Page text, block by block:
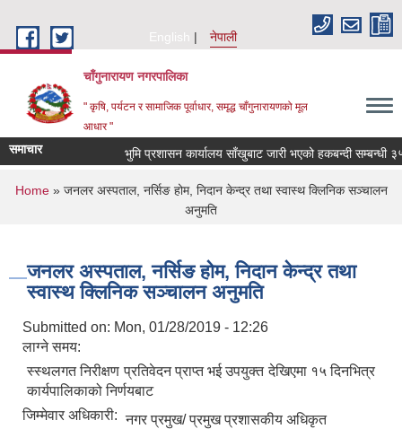
English
नेपाली
चाँगुनारायण नगरपालिका
" कृषि, पर्यटन र सामाजिक पूर्वाधार, समृद्ध चाँगुनारायणको मूल
आधार "
समाचार भुमि प्रशासन कार्यालय साँखुबाट जारी भएको हकबन्दी सम्बन्धी ३५
You are here
Home» जनलर अस्पताल, नर्सिङ होम, निदान केन्द्र तथा स्वास्थ क्लिनिक सञ्चालन
अनुमति
जनलर अस्पताल, नर्सिङ होम, निदान केन्द्र तथा
स्वास्थ क्लिनिक सञ्चालन अनुमति
Submitted on: Mon, 01/28/2019 - 12:26
लाग्ने समय:
स्स्थलगत निरीक्षण प्रतिवेदन प्राप्त भई उपयुक्त देखिएमा १५ दिनभित्र
कार्यपालिकाको निर्णयबाट
जिम्मेवार अधिकारी: नगर प्रमुख/ प्रमुख प्रशासकीय अधिकृत